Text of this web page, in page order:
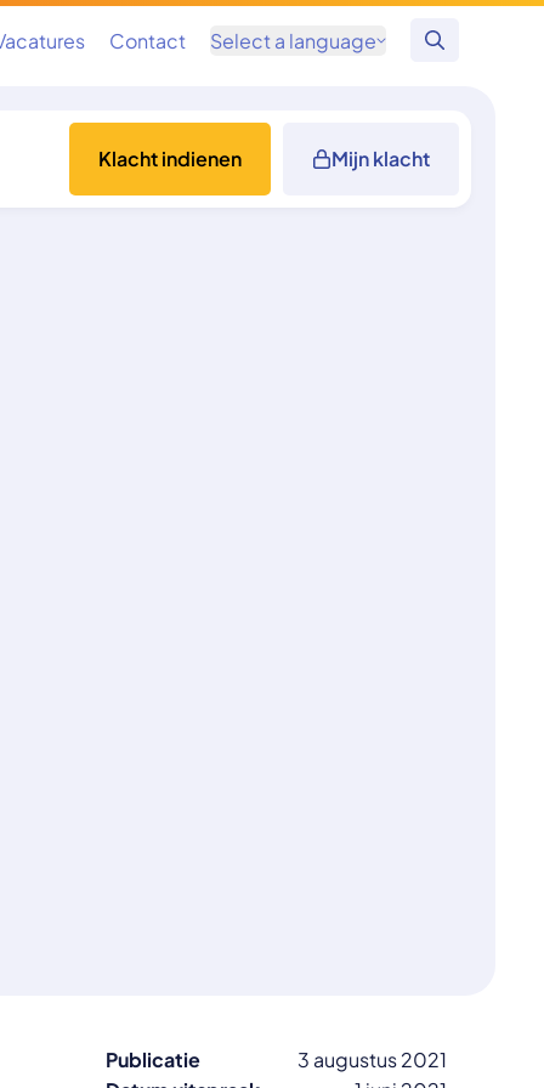
Contact Select a language
Zoeken
Klacht indienen Mijn klacht
Publicatie
3 augustus 2021